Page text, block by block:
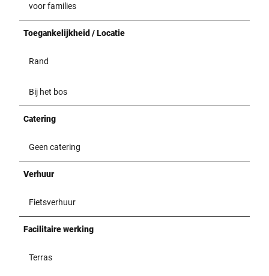
voor families
Toegankelijkheid / Locatie
Rand
Bij het bos
Catering
Geen catering
Verhuur
Fietsverhuur
Facilitaire werking
Terras